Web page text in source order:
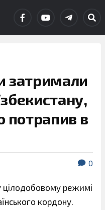
затримали
потрапив в
0
режимі
кордону.